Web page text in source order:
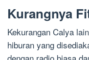
Kurangnya
Kekurangan Calya
hiburan yang